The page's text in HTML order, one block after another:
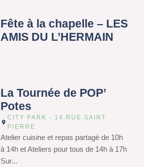
Fête à la chapelle – LES
AMIS DU L’HERMAIN
La Tournée de POP’
Potes
CITY PARK - 14 RUE SAINT
PIERRE
Atelier cuisine et repas partagé de 10h
à 14h et Ateliers pour tous de 14h à 17h
Sur...